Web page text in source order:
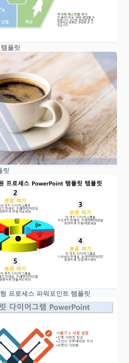
플릿
릿
프로세스 파워포인트 템플릿